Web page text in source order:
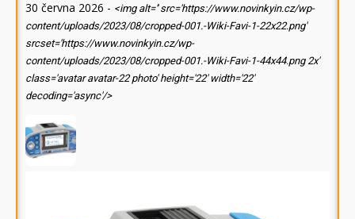
30 června 2026 - <img alt='' src='https://www.novinkyin.cz/wp-
content/uploads/2023/08/cropped-001.-Wiki-Favi-1-22x22.png'
srcset='https://www.novinkyin.cz/wp-
content/uploads/2023/08/cropped-001.-Wiki-Favi-1-44x44.png 2x'
class='avatar avatar-22 photo' height='22' width='22'
decoding='async'/>